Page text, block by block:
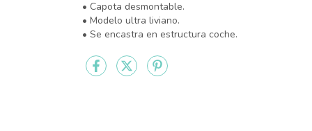
• Capota desmontable.
• Modelo ultra liviano.
• Se encastra en estructura coche.